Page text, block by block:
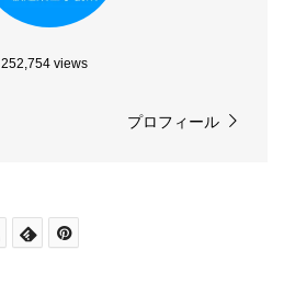
252,754 views
プロフィール